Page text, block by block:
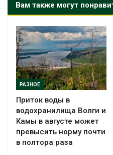
Вам также могут
РАЗНОЕ
Приток воды в
водохранилища Волги и
Камы в августе может
превысить норму почти
в полтора раза